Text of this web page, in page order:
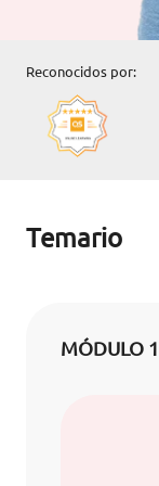
Reconocidos por:
Temario
MÓDULO 1